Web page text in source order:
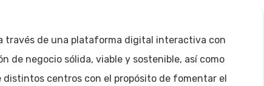
través de una plataforma digital interactiva con
de negocio sólida, viable y sostenible, así como
distintos centros con el propósito de fomentar el